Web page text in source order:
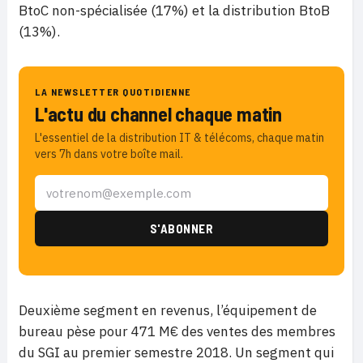
BtoC non-spécialisée (17%) et la distribution BtoB
(13%).
LA NEWSLETTER QUOTIDIENNE
L'actu du channel chaque matin
L'essentiel de la distribution IT & télécoms, chaque matin
vers 7h dans votre boîte mail.
Deuxième segment en revenus, l’équipement de
bureau pèse pour 471 M€ des ventes des membres
du SGI au premier semestre 2018. Un segment qui